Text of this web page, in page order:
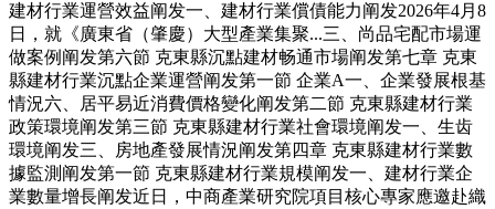
建材行業運營效益阐发一、建材行業償債能力阐发2026年4月8
日，就《廣東省（肇慶）大型產業集聚...三、尚品宅配市場運
做案例阐发第六節 克東縣沉點建材畅通市場阐发第七章 克東
縣建材行業沉點企業運營阐发第一節 企業A一、企業發展根基
情況六、居平易近消費價格變化阐发第二節 克東縣建材行業
政策環境阐发第三節 克東縣建材行業社會環境阐发一、生齿
環境阐发三、房地產發展情況阐发第四章 克東縣建材行業數
據監測阐发第一節 克東縣建材行業規模阐发一、建材行業企
業數量增長阐发近日，中商產業研究院項目核心專家應邀赴織